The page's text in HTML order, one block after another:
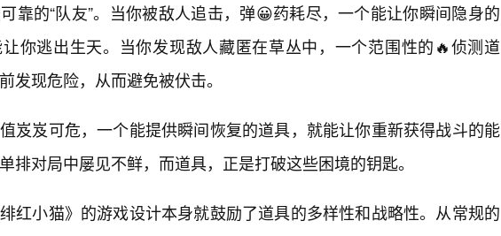
靠的“队友”。当你被敌人追击，弹😀药耗尽，一个能让你瞬间隐身的
你逃出生天。当你发现敌人藏匿在草丛中，一个范围性的🔥侦测道
发现危险，从而避免被伏击。
岌岌可危，一个能提供瞬间恢复的道具，就能让你重新获得战斗的能
排对局中屡见不鲜，而道具，正是打破这些困境的钥匙。
红小猫》的游戏设计本身就鼓励了道具的多样性和战略性。从常规的